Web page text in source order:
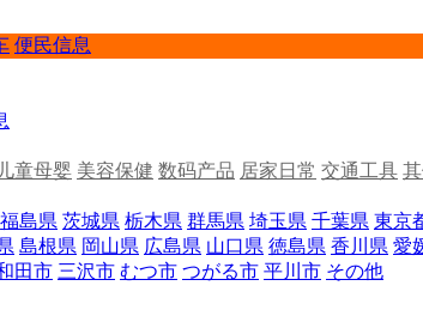
便民信息
儿童母婴 美容保健 数码产品 居家日常 交通工具
福島県 茨城県 栃木県 群馬県 埼玉県 千葉県 東京
島根県 岡山県 広島県 山口県 徳島県 香川県 愛
田市 三沢市 むつ市 つがる市 平川市 その他